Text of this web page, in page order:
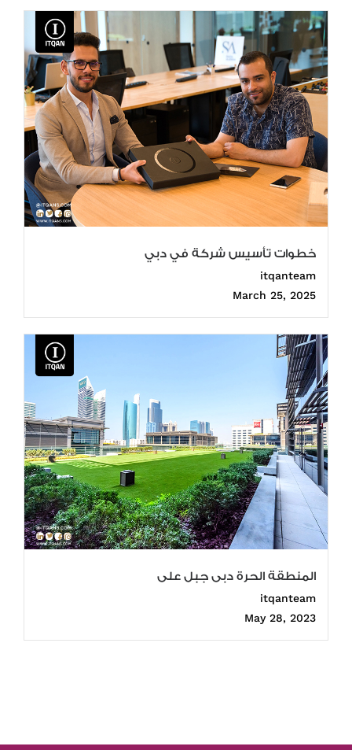
خطوات تأسيس شركة في دبي
itqanteam
March 25, 2025
المنطقة الحرة دبى جبل على
itqanteam
May 28, 2023